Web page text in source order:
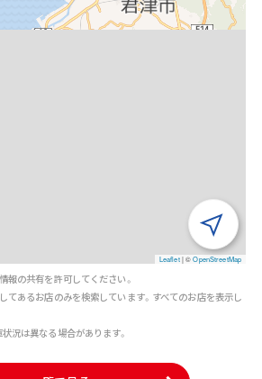
Leaflet |©OpenStreetMap
報の共有を許可してください。
てあるお店のみを検索しています。すべてのお店を表示し
況は異なる場合があります。